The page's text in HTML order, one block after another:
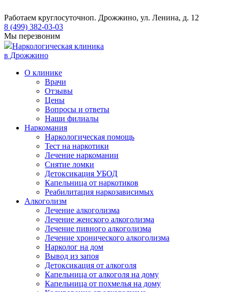
Работаем круглосуточноп. Дрожжино, ул. Ленина, д. 12
8 (499) 382-03-03
Мы перезвоним
Наркологическая клиника
в Дрожжино
О клинике
Врачи
Отзывы
Цены
Вопросы и ответы
Наши филиалы
Наркомания
Наркологическая помощь
Тест на наркотики
Лечение наркомании
Снятие ломки
​​Детоксикация УБОД
Капельница от наркотиков
Реабилитация наркозависимых
Алкоголизм
Лечение алкоголизма
Лечение женского алкоголизма
Лечение пивного алкоголизма
Лечение хронического алкоголизма
Нарколог на дом
Вывод из запоя
Детоксикация от алкоголя
Капельница от алкоголя на дому
Капельница от похмелья на дому